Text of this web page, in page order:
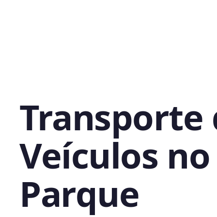
Transporte
Veículos no
Parque